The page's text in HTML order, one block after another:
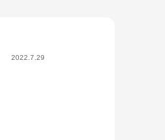
2022.7.29